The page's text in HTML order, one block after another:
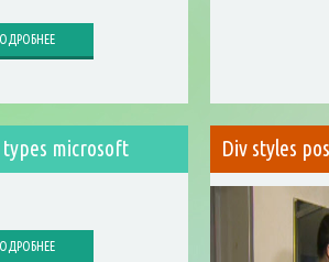
microsoft Div styles